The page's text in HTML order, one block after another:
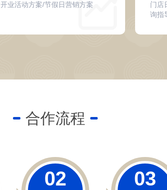
开业活动方案/节假日营销方案
门店
询指
合作流程
02 03